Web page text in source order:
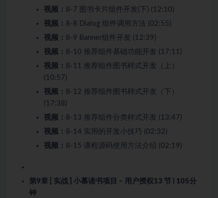
视频： 8-7 图书卡片组件开发(下) (12:10)
视频： 8-8 Dialog 组件调用方法 (02:55)
视频： 8-9 Banner组件开发 (12:39)
视频： 8-10 推荐组件基础功能开发 (17:11)
视频： 8-11 推荐组件图书样式开发（上）
(10:57)
视频： 8-12 推荐组件图书样式开发（下）
(17:38)
视频： 8-13 推荐组件分类样式开发 (13:47)
视频： 8-14 实用的开发小技巧 (02:32)
视频： 8-15 课程源码使用方法介绍 (02:19)
第9章 [ 实战 ] 小慕读书项目 – 用户授权13 节 | 105分
钟